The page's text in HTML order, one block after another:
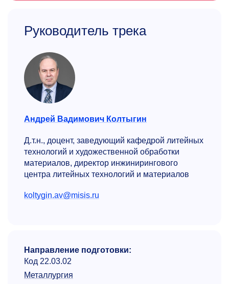
Руководитель трека
Андрей Вадимович Колтыгин
Д.т.н., доцент, заведующий кафедрой литейных
технологий и художественной обработки
материалов, директор инжинирингового
центра литейных технологий и материалов
koltygin.av@misis.ru
Направление подготовки:
Код 22.03.02
Металлургия